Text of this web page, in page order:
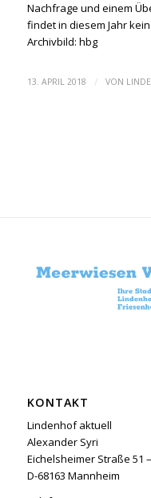
Nachfrage und einem
findet in diesem
Archivbild: hbg
13. APRIL 2018 / VON
KONTAKT
Lindenhof aktuell
Alexander Syri
Eichelsheimer Straße 51
D-68163 Mannheim